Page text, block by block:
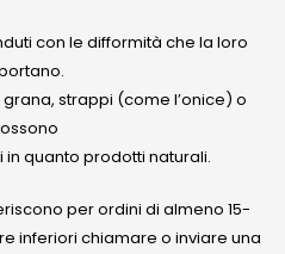
con le difformità che la loro
strappi (come l’onice) o
quanto prodotti naturali.
per ordini di almeno 15-
inferiori chiamare o inviare una